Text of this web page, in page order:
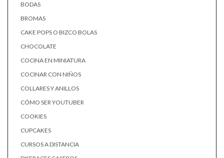
BODAS
BROMAS
CAKE POPS O BIZCO BOLAS
CHOCOLATE
COCINA EN MINIATURA
COCINAR CON NIÑOS
COLLARES Y ANILLOS
CÓMO SER YOUTUBER
COOKIES
CUPCAKES
CURSOS A DISTANCIA